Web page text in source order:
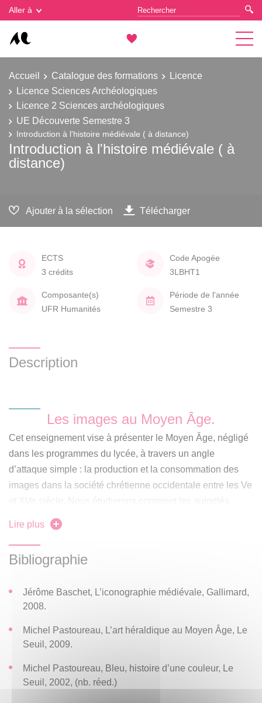
Aller à
Accueil Catalogue des formations
Licence
Licence Sciences Archéologiques
Licence 2 Sciences archéologiques
UE Découverte Semestre 3
Introduction à l'histoire médiévale ( à distance)
Introduction à l'histoire médiévale ( à
distance)
Ajouter à la sélection Télécharger
ECTS
3 crédits
Code Apogée
3LBHT1
Composante(s)
UFR Humanités
Période de l'année
Semestre 3
Description
Les images au Moyen Âge.
Cet enseignement vise à présenter le Moyen Âge, négligé
dans les programmes du lycée, à travers un angle
d’attaque simple : la production et la consommation des
images dans la société chrétienne occidentale entre les Ve
et XVe siècle. Nous étudierons comment les autorités
religieuses, politiques et culturelles considèrent les
images, les valorisent ou limitent leur usage. Ce sera
également l’occasion de mettre en place une culture
générale de la période, à travers des repères
formation des grands ensembles politiques, principales
évolutions socio-économiques seront abordées en images.
Lire plus
Bibliographie
Jérôme Baschet, L’iconographie médiévale, Gallimard,
2008.
Michel Pastoureau, L’art héraldique au Moyen Âge, Le
Seuil, 2009.
Michel Pastoureau, Bleu, histoire d’une couleur, Le
Seuil, 2002, (nb. réed.)
Gestion des cookies